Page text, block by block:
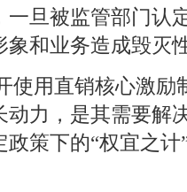
一旦被监管部门认
象和业务造成毁灭
使用直销核心激励
动力，是其需要解
策下的“权宜之